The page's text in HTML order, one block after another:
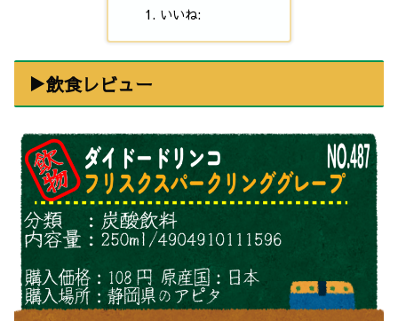
いいね:
▶飲食レビュー